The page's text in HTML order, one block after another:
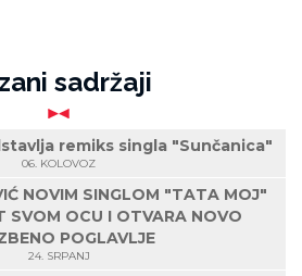
sadržaji
remiks singla "Sunčanica"
06. KOLOVOZ
NOVIM SINGLOM "TATA MOJ"
SVOM OCU I OTVARA NOVO
POGLAVLJE
24. SRPANJ